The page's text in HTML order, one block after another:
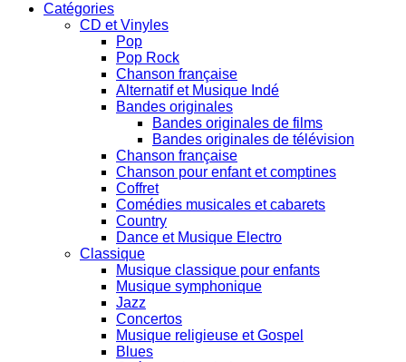
Catégories
CD et Vinyles
Pop
Pop Rock
Chanson française
Alternatif et Musique Indé
Bandes originales
Bandes originales de films
Bandes originales de télévision
Chanson française
Chanson pour enfant et comptines
Coffret
Comédies musicales et cabarets
Country
Dance et Musique Electro
Classique
Musique classique pour enfants
Musique symphonique
Jazz
Concertos
Musique religieuse et Gospel
Blues